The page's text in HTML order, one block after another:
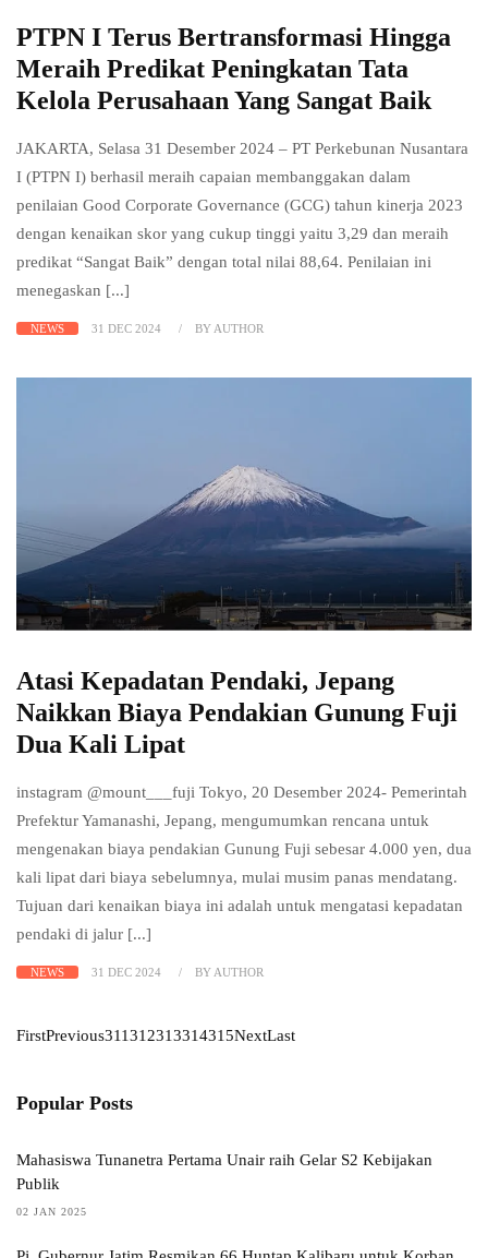
PTPN I Terus Bertransformasi Hingga
Meraih Predikat Peningkatan Tata
Kelola Perusahaan Yang Sangat Baik
JAKARTA, Selasa 31 Desember 2024 – PT Perkebunan Nusantara
I (PTPN I) berhasil meraih capaian membanggakan dalam
penilaian Good Corporate Governance (GCG) tahun kinerja 2023
dengan kenaikan skor yang cukup tinggi yaitu 3,29 dan meraih
predikat “Sangat Baik” dengan total nilai 88,64. Penilaian ini
menegaskan [...]
NEWS 31 DEC 2024 BY AUTHOR
Atasi Kepadatan Pendaki, Jepang
Naikkan Biaya Pendakian Gunung Fuji
Dua Kali Lipat
instagram @mount___fuji Tokyo, 20 Desember 2024- Pemerintah
Prefektur Yamanashi, Jepang, mengumumkan rencana untuk
mengenakan biaya pendakian Gunung Fuji sebesar 4.000 yen, dua
kali lipat dari biaya sebelumnya, mulai musim panas mendatang.
Tujuan dari kenaikan biaya ini adalah untuk mengatasi kepadatan
pendaki di jalur [...]
NEWS 31 DEC 2024 BY AUTHOR
FirstPrevious311312313314315NextLast
Popular Posts
Mahasiswa Tunanetra Pertama Unair raih Gelar S2 Kebijakan
Publik
02 JAN 2025